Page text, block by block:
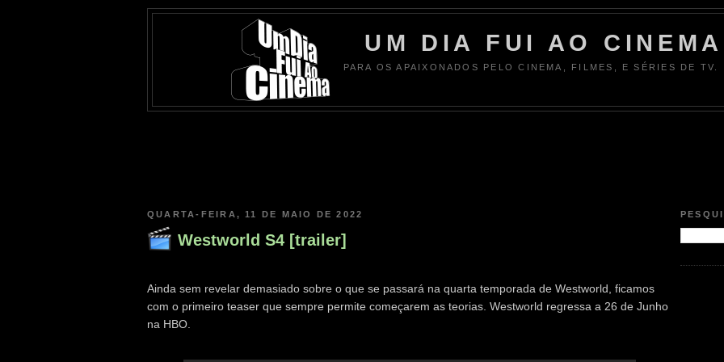
UM DIA FUI AO CINEMA
PARA OS APAIXONADOS PELO CINEMA, FILMES, E SÉRIES DE TV.
QUARTA-FEIRA, 11 DE MAIO DE 2022
Westworld S4 [trailer]
Ainda sem revelar demasiado sobre o que se passará na quarta temporada de Westworld, ficamos
com o primeiro teaser que sempre permite começarem as teorias. Westworld regressa a 26 de Junho
na HBO.